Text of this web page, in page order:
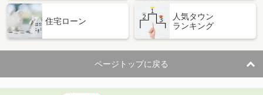
住宅ローン
人気タウン
ランキング
ページトップに戻る